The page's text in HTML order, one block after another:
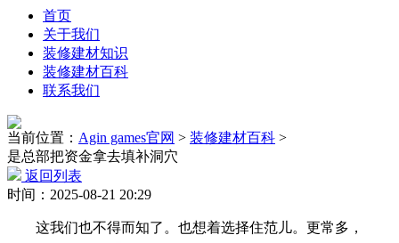
首页
关于我们
装修建材知识
装修建材百科
联系我们
当前位置： Agin games官网 > 装修建材百科 >
是总部把资金拿去填补洞穴
返回列表
时间：2025-08-21 20:29
这我们也不得而知了。也想着选择住范儿。更常多，